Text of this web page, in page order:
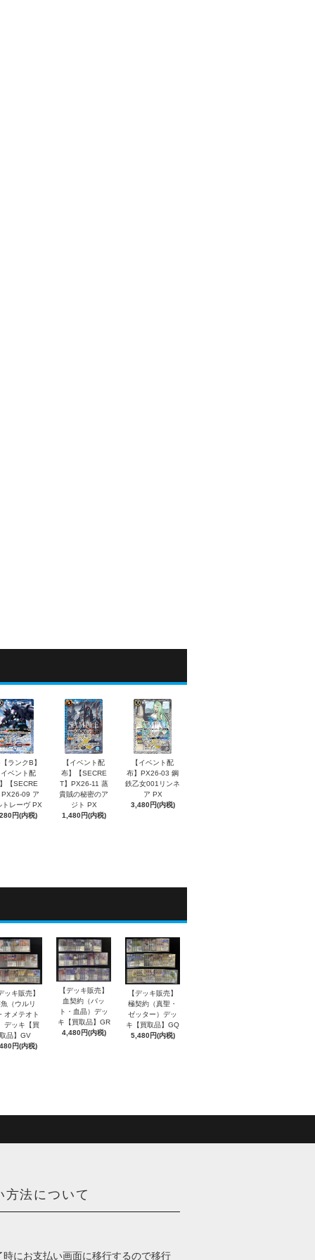
ランクB】
イベント配
【SECRE
PX26-09 ア
トレーヴ PX
円(内税)
【イベント配
布】【SECRE
T】PX26-11 蒸
貴賊の秘密のア
ジト PX
1,480円(内税)
【イベント配
布】PX26-03 鋼
鉄乙女001リンネ
ア PX
3,480円(内税)
ッキ販売】
（ウルリ
オメテオト
デッキ【買
取品】GV
円(内税)
【デッキ販売】
血契約（バッ
ト・血晶）デッ
キ【買取品】GR
4,480円(内税)
【デッキ販売】
極契約（真聖・
ゼッター）デッ
キ【買取品】GQ
5,480円(内税)
方法について
時にお支払い画面に移行するので移行